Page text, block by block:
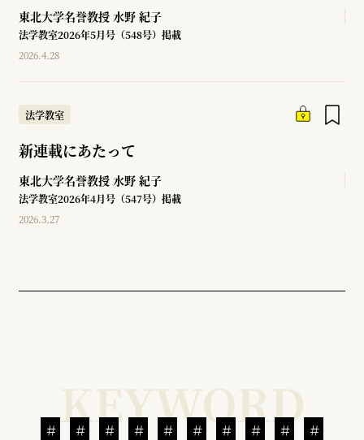
東北大学名誉教授 水野 紀子
法学教室2026年5月号（548号）掲載
2026.4.28
法学教室
新連載にあたって
東北大学名誉教授 水野 紀子
法学教室2026年4月号（547号）掲載
2026.3.27